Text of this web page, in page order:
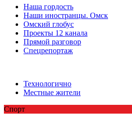
Наша гордость
Наши иностранцы. Омск
Омский глобус
Проекты 12 канала
Прямой разговор
Спецрепортаж
Технологично
Местные жители
Спорт